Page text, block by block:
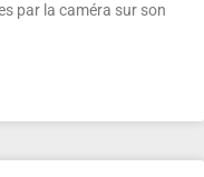
par la caméra sur son